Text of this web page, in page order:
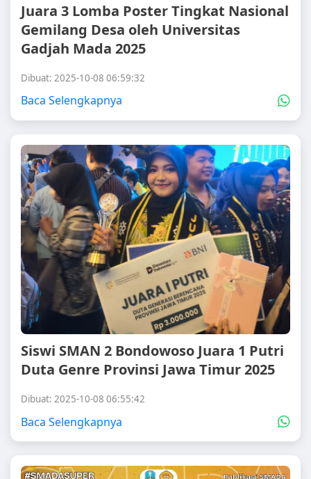
Juara 3 Lomba Poster Tingkat Nasional
Gemilang Desa oleh Universitas
Gadjah Mada 2025
Dibuat: 2025-10-08 06:59:32
Baca Selengkapnya
Siswi SMAN 2 Bondowoso Juara 1 Putri
Duta Genre Provinsi Jawa Timur 2025
Dibuat: 2025-10-08 06:55:42
Baca Selengkapnya